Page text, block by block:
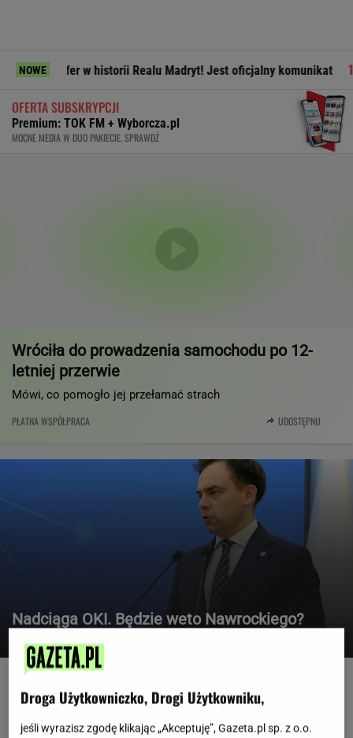
NOWE
w historii Realu Madryt! Jest oficjalny komunikat
OFERTA SUBSKRYPCJI
Premium: TOK FM + Wyborcza.pl
MOCNE MEDIA W DUO PAKIECIE. SPRAWDŹ
Wróciła do prowadzenia samochodu po 12-
letniej przerwie
Mówi, co pomogło jej przełamać strach
PŁATNA WSPÓŁPRACA UDOSTĘPNIJ
Nadciąga OKI. Będzie weto Nawrockiego?
Stanowcza reakcja Domańskiego
"dobrą wiadomość"
Droga Użytkowniczko, Drogi Użytkowniku,
jeśli wyrazisz zgodę klikając „Akceptuję”, Gazeta.pl sp. z o.o.